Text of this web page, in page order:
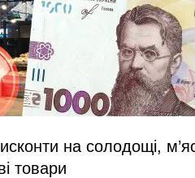
на солодощі,
товари